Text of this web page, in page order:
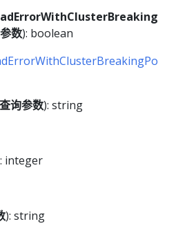
数): boolean
查询参数): string
integer
): string